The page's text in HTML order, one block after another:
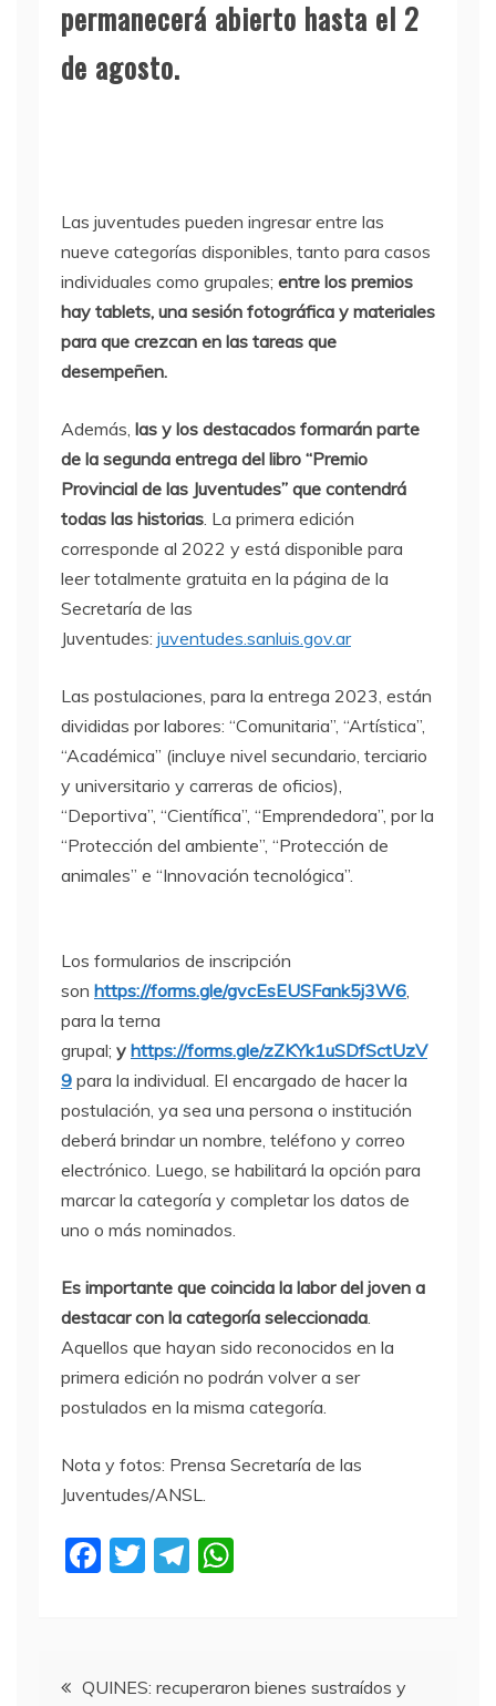
permanecerá abierto hasta el 2
de agosto.
Las juventudes pueden ingresar entre las
nueve categorías disponibles, tanto para casos
individuales como grupales; entre los premios
hay tablets, una sesión fotográfica y materiales
para que crezcan en las tareas que
desempeñen.
Además, las y los destacados formarán parte
de la segunda entrega del libro “Premio
Provincial de las Juventudes” que contendrá
todas las historias. La primera edición
corresponde al 2022 y está disponible para
leer totalmente gratuita en la página de la
Secretaría de las
Juventudes: juventudes.sanluis.gov.ar
Las postulaciones, para la entrega 2023, están
divididas por labores: “Comunitaria”, “Artística”,
“Académica” (incluye nivel secundario, terciario
y universitario y carreras de oficios),
“Deportiva”, “Científica”, “Emprendedora”, por la
“Protección del ambiente”, “Protección de
animales” e “Innovación tecnológica”.
Los formularios de inscripción
son https://forms.gle/gvcEsEUSFank5j3W6,
para la terna
grupal; y https://forms.gle/zZKYk1uSDfSctUzV
9 para la individual. El encargado de hacer la
postulación, ya sea una persona o institución
deberá brindar un nombre, teléfono y correo
electrónico. Luego, se habilitará la opción para
marcar la categoría y completar los datos de
uno o más nominados.
Es importante que coincida la labor del joven a
destacar con la categoría seleccionada.
Aquellos que hayan sido reconocidos en la
primera edición no podrán volver a ser
postulados en la misma categoría.
Nota y fotos: Prensa Secretaría de las
Juventudes/ANSL.
F
b
T
T
a A
Navegación
QUINES: recuperaron bienes sustraídos y